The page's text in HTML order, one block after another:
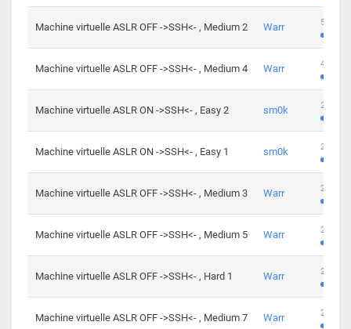
Machine virtuelle ASLR OFF ->SSH<- , Medium 2 Warr 509
Machine virtuelle ASLR OFF ->SSH<- , Medium 4 Warr 413
Machine virtuelle ASLR ON ->SSH<- , Easy 2 sm0k 247
Machine virtuelle ASLR ON ->SSH<- , Easy 1 sm0k 219
Machine virtuelle ASLR OFF ->SSH<- , Medium 3 Warr 280
Machine virtuelle ASLR OFF ->SSH<- , Medium 5 Warr 265
Machine virtuelle ASLR OFF ->SSH<- , Hard 1 Warr 224
Machine virtuelle ASLR OFF ->SSH<- , Medium 7 Warr 230